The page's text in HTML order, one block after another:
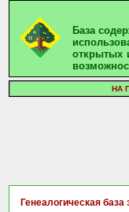
База
открытых
НА
Генеалогическая